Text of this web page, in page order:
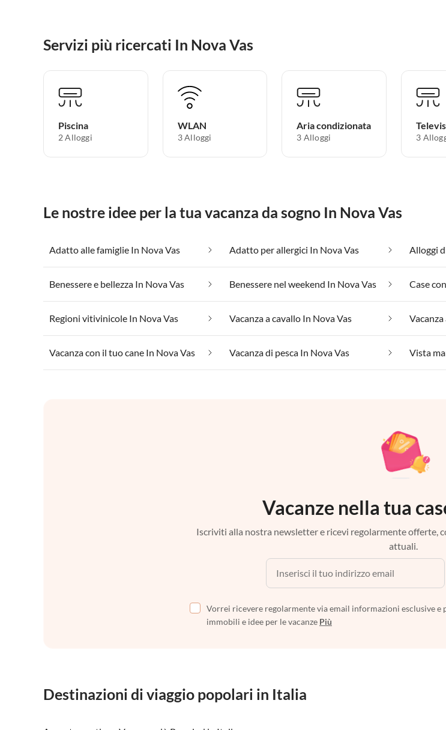
Servizi più ricercati In Nova Vas
Piscina
2 Alloggi
WLAN
3 Alloggi
Aria condizionata
3 Alloggi 3
Le nostre idee per la tua vacanza da sogno In Nova Vas
Adatto alle famiglie In Nova Vas Adatto per allergici In Nova Vas Alloggi
Benessere e bellezza In Nova Vas Benessere nel weekend In Nova Vas Case
Regioni vitivinicole In Nova Vas Vacanza a cavallo In Nova Vas
Vacanza con il tuo cane In Nova Vas Vacanza di pesca In Nova Vas Vista
Vacanze nella tua
Iscriviti alla nostra newsletter e ricevi regolarmente offerte,
attuali.
Vorrei ricevere regolarmente via email informazioni esclusive e
immobili e idee per le vacanze Più
Destinazioni di viaggio popolari in Italia